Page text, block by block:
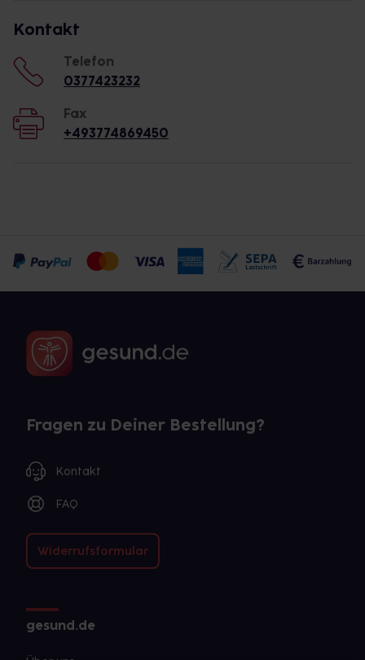
Kontakt
Telefon
0377423232
Fax
+493774869450
Fragen zu Deiner Bestellung?
Kontakt
FAQ
Widerrufsformular
gesund.de